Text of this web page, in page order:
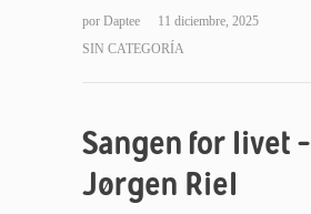
por Daptee
11 diciembre, 2025
SIN CATEGORÍA
Sangen for livet –
Jørgen Riel